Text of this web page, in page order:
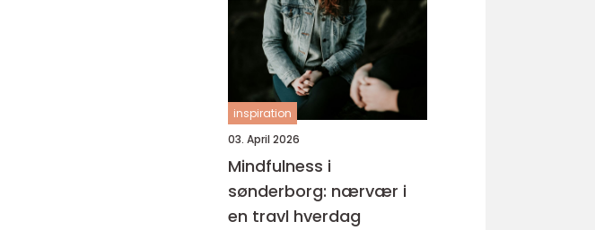
inspiration
03. April 2026
Mindfulness i
sønderborg: nærvær i
en travl hverdag